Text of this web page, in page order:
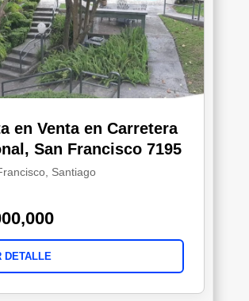
en Venta en Carretera
San Francisco 7195
Santiago
DETALLE